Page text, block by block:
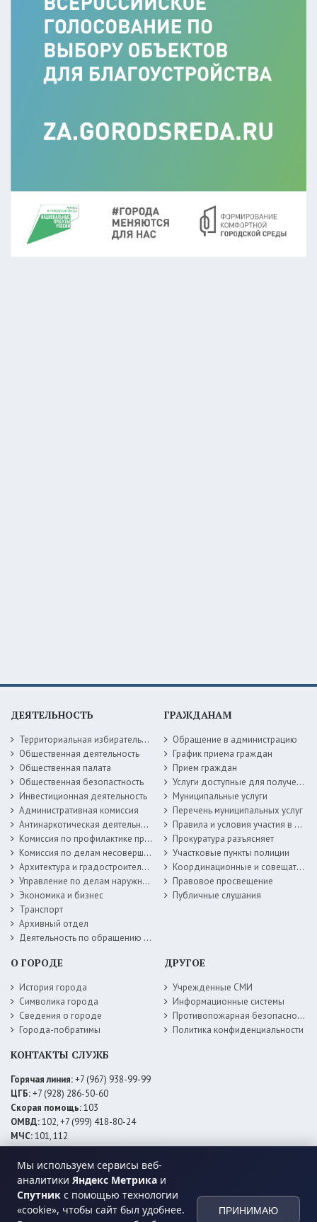
Мы используем сервисы веб-
аналитики Яндекс Метрика и
Спутник с помощью технологии
«cookie», чтобы сайт был удобнее.
ПРИНИМАЮ
ДЕЯТЕЛЬНОСТЬ
Территориальная избирательная комиссия
Общественная деятельность
Общественная палата
Общественная безопастность
Инвестиционная деятельность
Административная комиссия
Антинаркотическая деятельность
Комиссия по профилактике правонарушений
Комиссия по делам несовершеннолетних
Архитектура и градостроительство
Управление по делам наружной рекламы
Экономика и бизнес
Транспорт
Архивный отдел
Деятельность по обращению с животными без владельцев
ГРАЖДАНАМ
Обращение в администрацию
График приема граждан
Прием граждан
Услуги доступные для получения в электронной форме
Муниципальные услуги
Перечень муниципальных услуг
Правила и условия участия в жилищных программах
Прокуратура разъясняет
Участковые пункты полиции
Координационные и совещательные органы
Правовое просвещение
Публичные слушания
О ГОРОДЕ
История города
Символика города
Сведения о городе
Города-побратимы
ДРУГОЕ
Учрежденные СМИ
Информационные системы
Противопожарная безопасность
Политика конфиденциальности
КОНТАКТЫ СЛУЖБ
Горячая линия:+7 (967) 938-99-99
ЦГБ:+7 (928) 286-50-60
Скорая помощь:103
ОМВД:102, +7 (999) 418-80-24
МЧС:101, 112
ЕДДС:+7 (928) 576-09-83
Электросети:+7 (800) 220-02-20
Даггаз:+7 (928) 980-64-04
Горводоснаб: +7 (928) 559-59-74
Теплоснаб: +7 (928) 873-27-09